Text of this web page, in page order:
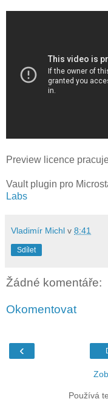
Preview licence
Vault plugin pro
Labs
Vladimír Michl v 8:41
Sdílet
Žádné komentáře:
Okomentovat
‹
Používá